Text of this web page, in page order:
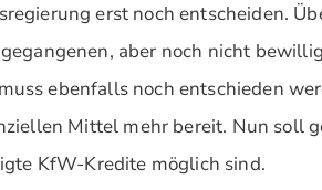
erst noch entscheiden.
aber noch nicht
ebenfalls noch entschieden
Mittel mehr bereit. Nun soll
KfW-Kredite möglich sind.